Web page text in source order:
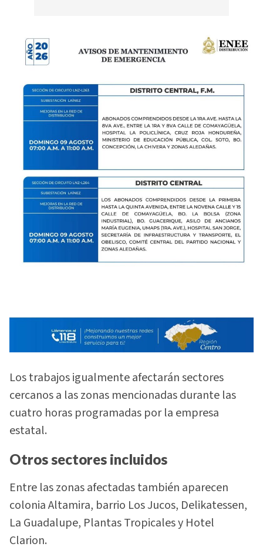
Los trabajos igualmente afectarán sectores
cercanos a las zonas mencionadas durante las
cuatro horas programadas por la empresa
estatal.
Otros sectores incluidos
Entre las zonas afectadas también aparecen
colonia Altamira, barrio Los Jucos, Delikatessen,
La Guadalupe, Plantas Tropicales y Hotel
Clarion.